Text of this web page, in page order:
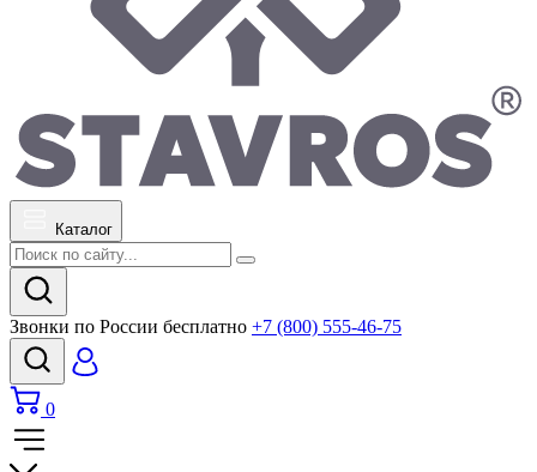
Каталог
Звонки по России бесплатно +7 (800) 555-46-75
0